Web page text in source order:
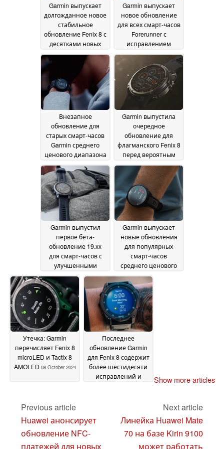
Garmin выпускает
долгожданное новое
стабильное
обновление Fenix 8 с
десятками новых
функций, улучшений
и важных
исправлений
ошибок 11 October 2024
Garmin выпускает
новое обновление
для всех смарт-часов
Forerunner с
исправлением
ошибок11 October 2024
Внезапное
обновление для
старых смарт-часов
Garmin среднего
ценового диапазона
стало официальным
11 October 2024
Garmin выпустила
очередное
обновление для
флагманского Fenix 8
перед вероятным
новым стабильным
релизом 10 October 2024
Garmin выпустил
первое бета-
обновление 19.xx
для смарт-часов с
улучшенными
картами10 October 2024
Garmin выпускает
новые обновления
для популярных
смарт-часов
среднего ценового
диапазона с
исправлением
ошибки сбоя
активности
2024
Утечка: Garmin
перечисляет Fenix 8
microLED и Tactix 8
AMOLED 08 October 2024
Последнее
обновление Garmin
для Fenix 8 содержит
более шестидесяти
исправлений и
Show more articles
Previous article
Huawei анонсирует
обновление NFC-
платежей для новых
Next article
Линейка Huawei Mate
70 на базе Kirin 9100
может работать